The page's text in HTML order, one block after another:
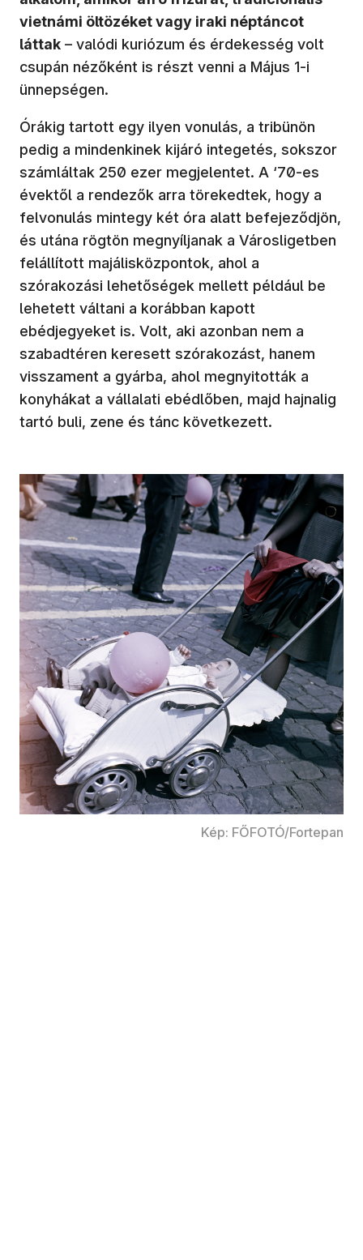
vietnámi öltözéket vagy iraki néptáncot
láttak – valódi kuriózum és érdekesség volt
csupán nézőként is részt venni a Május 1-i
ünnepségen.
Órákig tartott egy ilyen vonulás, a tribünön
pedig a mindenkinek kijáró integetés, sokszor
számláltak 250 ezer megjelentet. A ‘70-es
évektől a rendezők arra törekedtek, hogy a
felvonulás mintegy két óra alatt befejeződjön,
és utána rögtön megnyíljanak a Városligetben
felállított majálisközpontok, ahol a
szórakozási lehetőségek mellett például be
lehetett váltani a korábban kapott
ebédjegyeket is. Volt, aki azonban nem a
szabadtéren keresett szórakozást, hanem
visszament a gyárba, ahol megnyitották a
konyhákat a vállalati ebédlőben, majd hajnalig
tartó buli, zene és tánc következett.
Kép: FŐFOTÓ/Fortepan